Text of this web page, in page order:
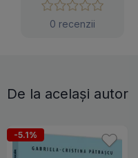
0 recenzii
De la același autor
-5.1%